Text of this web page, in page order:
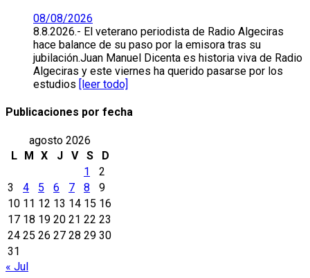
08/08/2026
8.8.2026.- El veterano periodista de Radio Algeciras
hace balance de su paso por la emisora tras su
jubilación.Juan Manuel Dicenta es historia viva de Radio
Algeciras y este viernes ha querido pasarse por los
estudios [leer todo]
Publicaciones por fecha
agosto 2026
L
M X J V S
D
1
2
3
4 5 6 7 8
9
10 11 12 13 14 15 16
17 18 19 20 21 22 23
24 25 26 27 28 29 30
31
« Jul